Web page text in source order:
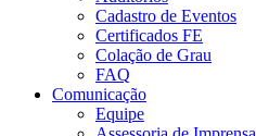
Cadastro de Eventos
Certificados FE
Colação de Grau
FAQ
Comunicação
Equipe